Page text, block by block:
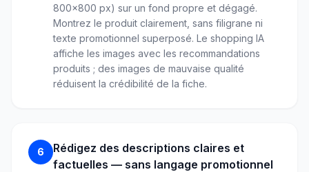
800x800 px) sur un fond propre et dégagé.
Montrez le produit clairement, sans filigrane ni
texte promotionnel superposé. Le shopping IA
affiche les images avec les recommandations
produits ; des images de mauvaise qualité
réduisent la crédibilité de la fiche.
6
Rédigez des descriptions claires et
factuelles — sans langage promotionnel